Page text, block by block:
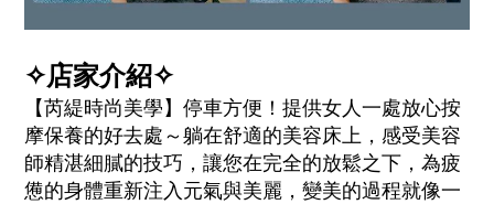
✧店家介紹✧
【芮緹時尚美學】停車方便！提供女人一處放心按
摩保養的好去處～躺在舒適的美容床上，感受美容
師精湛細膩的技巧，讓您在完全的放鬆之下，為疲
憊的身體重新注入元氣與美麗，變美的過程就像一